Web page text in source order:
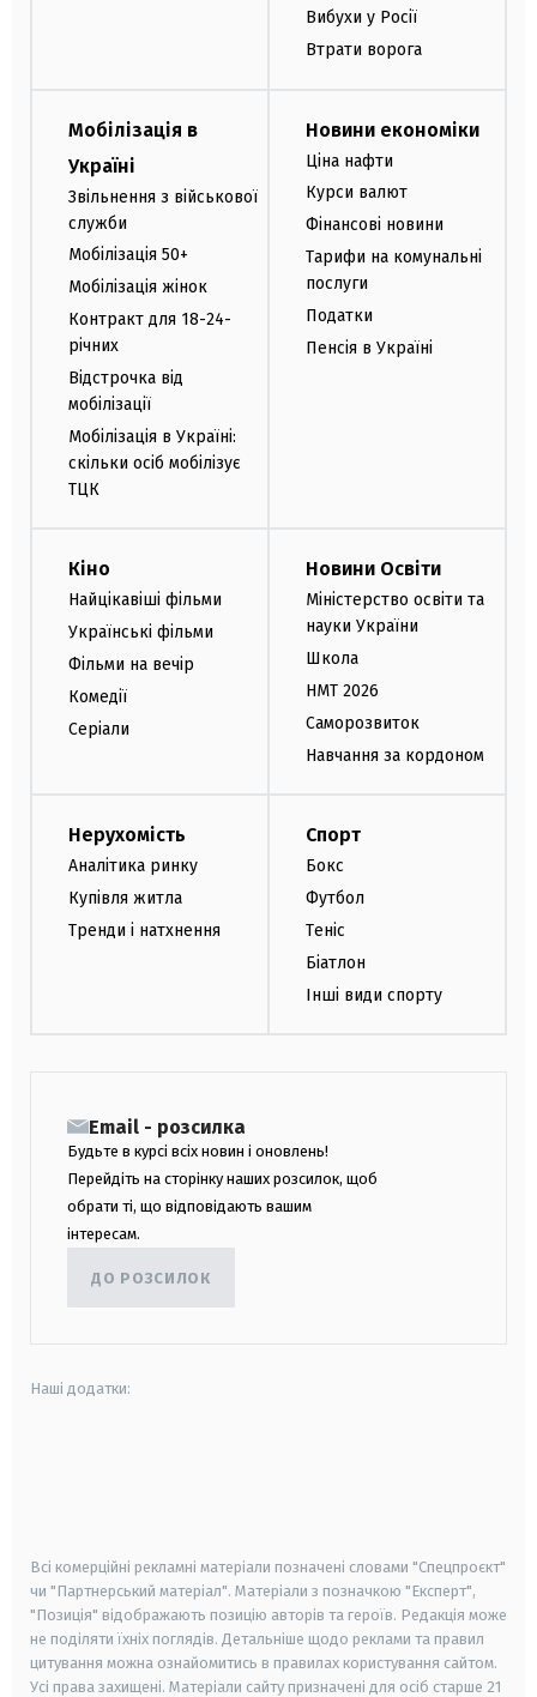
Вибухи у Росії
Втрати ворога
Мобілізація в
Україні
Звільнення з військової
служби
Мобілізація 50+
Мобілізація жінок
Контракт для 18-24-
річних
Відстрочка від
мобілізації
Мобілізація в Україні:
скільки осіб мобілізує
ТЦК
Новини економіки
Ціна нафти
Курси валют
Фінансові новини
Тарифи на комунальні
послуги
Податки
Пенсія в Україні
Кіно
Найцікавіші фільми
Українські фільми
Фільми на вечір
Комедії
Серіали
Новини Освіти
Міністерство освіти та
науки України
Школа
НМТ 2026
Саморозвиток
Навчання за кордоном
Нерухомість
Аналітика ринку
Купівля житла
Тренди і натхнення
Спорт
Бокс
Футбол
Теніс
Біатлон
Інші види спорту
Email - розсилка
Будьте в курсі всіх новин і оновлень!
Перейдіть на сторінку наших розсилок, щоб
обрати ті, що відповідають вашим
інтересам.
ДО РОЗСИЛОК
Наші додатки:
Всі комерційні рекламні матеріали позначені словами "Спецпроєкт"
чи "Партнерський матеріал". Матеріали з позначкою "Експерт",
"Позиція" відображають позицію авторів та героїв. Редакція може
не поділяти їхніх поглядів. Детальніше щодо реклами та правил
цитування можна ознайомитись в правилах користування сайтом.
Усі права захищені. Матеріали сайту призначені для осіб старше 21